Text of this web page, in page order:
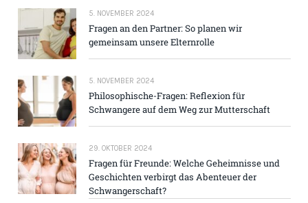
5. NOVEMBER 2024
Fragen an den Partner: So planen wir
gemeinsam unsere Elternrolle
5. NOVEMBER 2024
Philosophische-Fragen: Reflexion für
Schwangere auf dem Weg zur Mutterschaft
29. OKTOBER 2024
Fragen für Freunde: Welche Geheimnisse und
Geschichten verbirgt das Abenteuer der
Schwangerschaft?